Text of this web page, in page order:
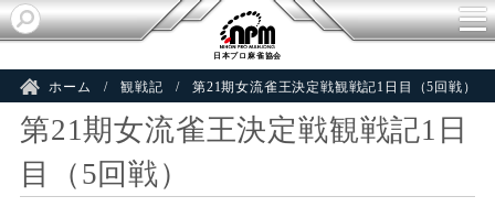
日本プロ麻雀協会
ホーム 観戦記 第21期女流雀王決定戦観戦記1日目（5回戦）
第21期女流雀王決定戦観戦記1日
目（5回戦）